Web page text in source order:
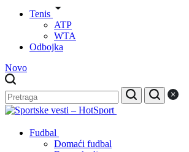
Tenis
ATP
WTA
Odbojka
Novo
Fudbal
Domaći fudbal